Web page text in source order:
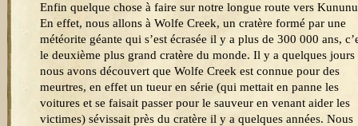
Enfin quelque chose à faire sur notre longue route vers
En effet, nous allons à Wolfe Creek, un cratère formé par une
météorite géante qui s’est écrasée il y a plus de 300 000 ans,
le deuxième plus grand cratère du monde. Il y a quelques jours
nous avons découvert que Wolfe Creek est connue pour des
meurtres, en effet un tueur en série (qui mettait en panne les
voitures et se faisait passer pour le sauveur en venant aider les
victimes) sévissait près du cratère il y a quelques années. Nous